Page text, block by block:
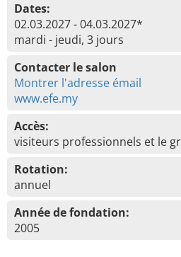
Dates:
02.03.2027 - 04.03.2027*
mardi - jeudi, 3 jours
Contacter le salon
Montrer l'adresse émail
www.efe.my
Accès:
visiteurs professionnels et le
Rotation:
annuel
Année de fondation:
2005